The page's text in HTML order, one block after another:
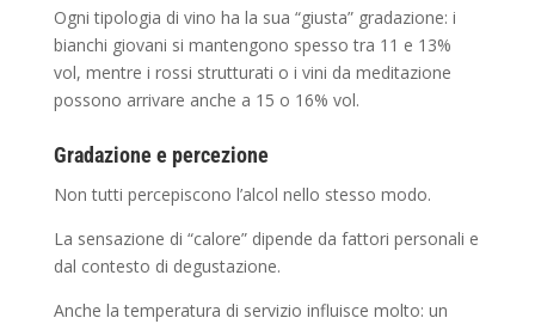
Ogni tipologia di vino ha la sua “giusta” gradazione: i
bianchi giovani si mantengono spesso tra 11 e 13%
vol, mentre i rossi strutturati o i vini da meditazione
possono arrivare anche a 15 o 16% vol.
Gradazione e percezione
Non tutti percepiscono l’alcol nello stesso modo.
La sensazione di “calore” dipende da fattori personali e
dal contesto di degustazione.
Anche la temperatura di servizio influisce molto: un